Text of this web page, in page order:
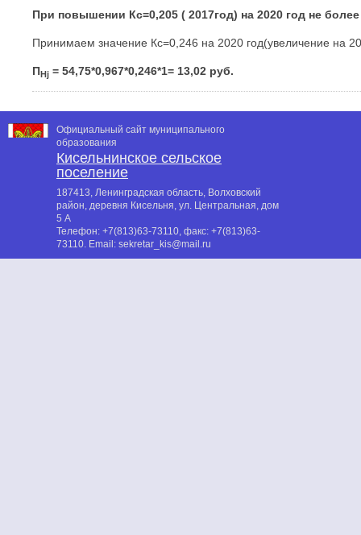
При повышении Кс=0,205 ( 2017год) на 2020 год не более
Принимаем значение Кс=0,246 на 2020 год(увеличение на
ПНj = 54,75*0,967*0,246*1= 13,02 руб.
Официальный сайт муниципального
образования
Кисельнинское сельское
поселение
187413, Ленинградская область, Волховский
район, деревня Кисельня, ул. Центральная, дом
5 А
Телефон: +7(813)63-73110, факс: +7(813)63-
73110. Email: sekretar_kis@mail.ru